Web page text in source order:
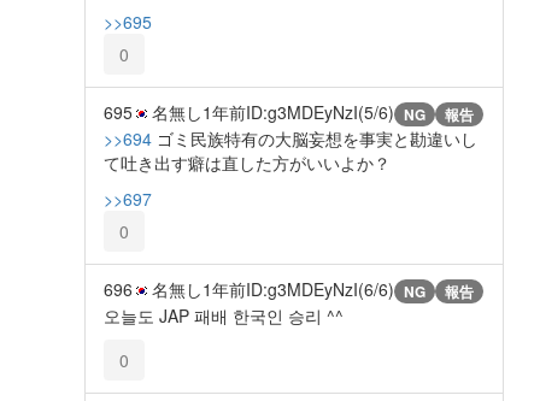
>>695
0
695 名無し1年前ID:g3MDEyNzI(5/6) NG 報告
>>694 ゴミ民族特有の大脳妄想を事実と勘違いし
て吐き出す癖は直した方がいいよか？
>>697
0
696 名無し1年前ID:g3MDEyNzI(6/6) NG 報告
오늘도 JAP 패배 한국인 승리 ^^
0